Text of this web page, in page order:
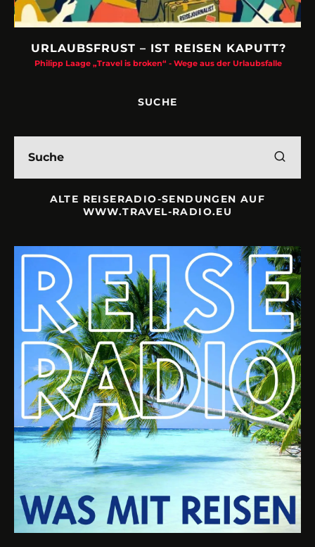
URLAUBSFRUST – IST REISEN KAPUTT?
Philipp Laage „Travel is broken“ - Wege aus der Urlaubsfalle
SUCHE
ALTE REISERADIO-SENDUNGEN AUF
WWW.TRAVEL-RADIO.EU